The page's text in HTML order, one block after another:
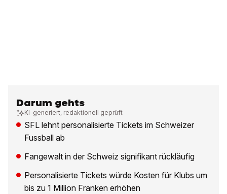
Darum gehts
KI-generiert, redaktionell geprüft
SFL lehnt personalisierte Tickets im Schweizer
Fussball ab
Fangewalt in der Schweiz signifikant rückläufig
Personalisierte Tickets würde Kosten für Klubs um
bis zu 1 Million Franken erhöhen